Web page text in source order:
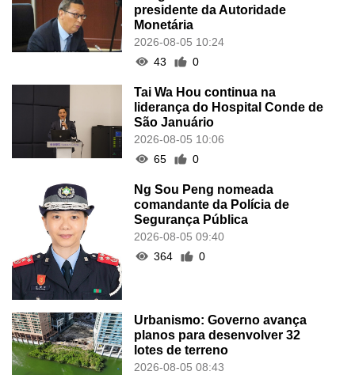
presidente da Autoridade
Monetária
2026-08-05 10:24
43
0
Tai Wa Hou continua na
liderança do Hospital Conde de
São Januário
2026-08-05 10:06
65
0
Ng Sou Peng nomeada
comandante da Polícia de
Segurança Pública
2026-08-05 09:40
364
0
Urbanismo: Governo avança
planos para desenvolver 32
lotes de terreno
2026-08-05 08:43